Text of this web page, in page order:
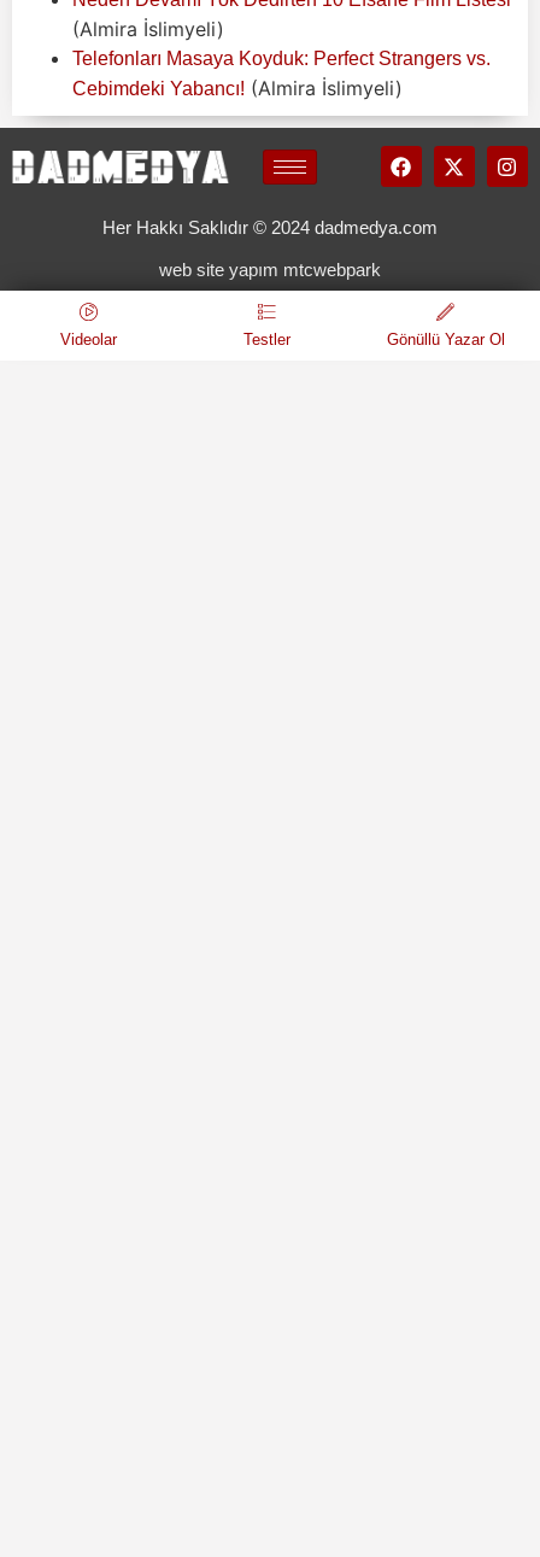
(Almira İslimyeli)
Telefonları Masaya Koyduk: Perfect Strangers vs.
Cebimdeki Yabancı! (Almira İslimyeli)
Her Hakkı Saklıdır © 2024 dadmedya.com
web site yapım mtcwebpark
Videolar Testler Gönüllü Yazar Ol